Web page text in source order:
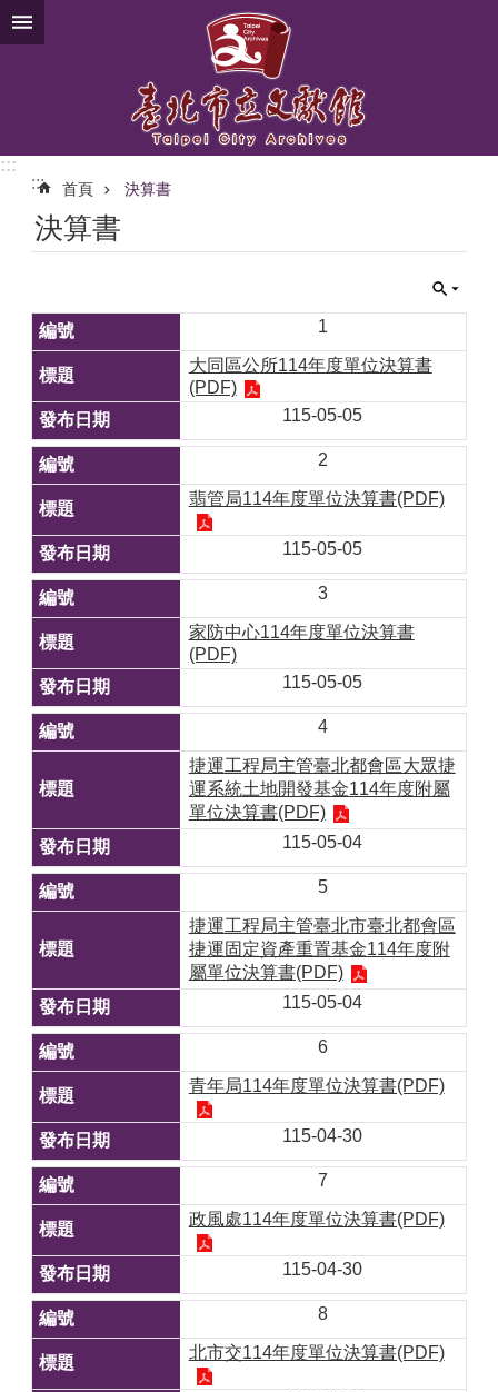
跳到主要內容區塊
:::
:::
首頁 決算書
決算書
1
大同區公所114年度單位決算書
(PDF)
115-05-05
2
翡管局114年度單位決算書(PDF)
115-05-05
3
家防中心114年度單位決算書
(PDF)
115-05-05
4
捷運工程局主管臺北都會區大眾捷
運系統土地開發基金114年度附屬
單位決算書(PDF)
115-05-04
5
捷運工程局主管臺北市臺北都會區
捷運固定資產重置基金114年度附
屬單位決算書(PDF)
115-05-04
6
青年局114年度單位決算書(PDF)
115-04-30
7
政風處114年度單位決算書(PDF)
115-04-30
8
北市交114年度單位決算書(PDF)